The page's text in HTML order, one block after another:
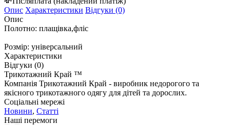
Опис Характеристики Відгуки (0)
Опис
Полотно: плащівка,фліс
Розмір: універсальний
Характеристики
Відгуки (0)
Трикотажний Край ™
Компанія Трикотажний Край - виробник недорогого та
якісного трикотажного одягу для дітей та дорослих.
Соціальні мережі
Новини, Статті
Наші перемоги